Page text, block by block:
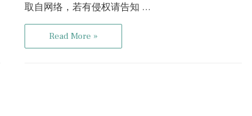
取自网络，若有侵权请告知 …
Read More »